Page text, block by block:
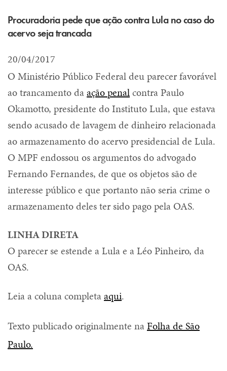
Procuradoria pede que ação contra Lula no caso do
acervo seja trancada
20/04/2017
O Ministério Público Federal deu parecer favorável
ao trancamento daação penalcontra Paulo
Okamotto, presidente do Instituto Lula, que estava
sendo acusado de lavagem de dinheiro relacionada
ao armazenamento do acervo presidencial de Lula.
O MPF endossou os argumentos do advogado
Fernando Fernandes, de que os objetos são de
interesse público e que portanto não seria crime o
armazenamento deles ter sido pago pela OAS.
LINHA DIRETA
O parecer se estende a Lula e a Léo Pinheiro, da
OAS.
Leia a coluna completaaqui.
Texto publicado originalmente naFolha de São
Paulo.